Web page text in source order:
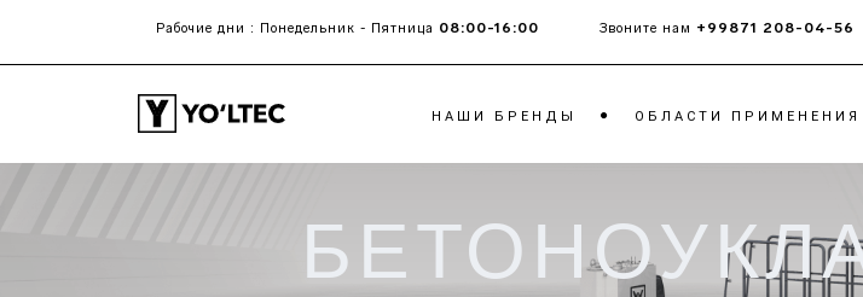
Рабочие дни : Понедельник - Пятница 08:00-16:00 Звоните нам +99871 208-04-56
НАШИ БРЕНДЫ
АСФАЛЬТОУКЛАДЧИКИ
POWERFEEDER
ТАНДЕМНЫЕ
ГРУНТОВЫЕ
ОБЛАСТИ ПРИМЕНЕНИЯ